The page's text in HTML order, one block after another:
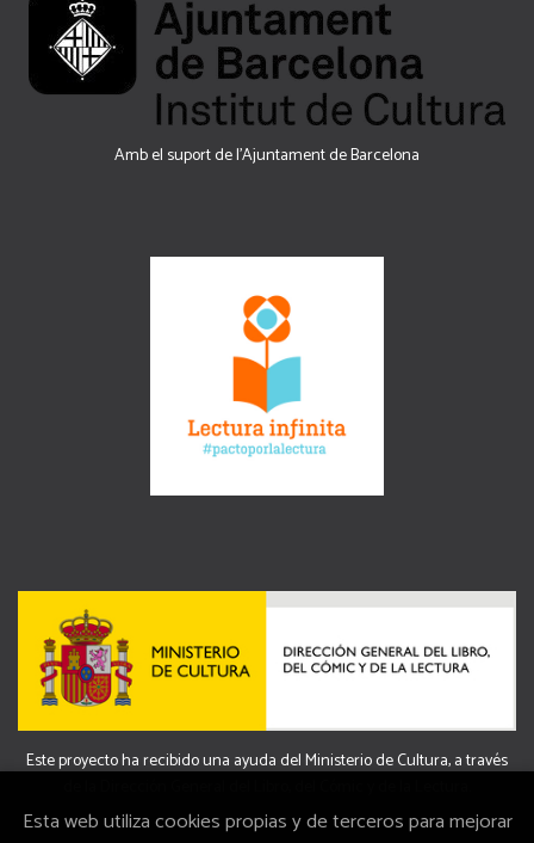
Amb el suport de l’Ajuntament de Barcelona
Este proyecto ha recibido una ayuda del Ministerio de Cultura, a través
Esta web utiliza cookies propias y de terceros para mejorar